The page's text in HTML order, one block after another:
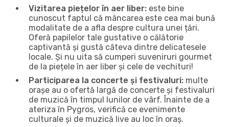
Vizitarea piețelor în aer liber: este bine
cunoscut faptul că mâncarea este cea mai bună
modalitate de a afla despre cultura unei țări.
Oferă papilelor tale gustative o călătorie
captivantă și gustă câteva dintre delicatesele
locale. Și nu uita să cumperi suveniruri gourmet
de la piețele în aer liber și cele de vechituri!
Participarea la concerte și festivaluri: multe
orașe au o ofertă largă de concerte și festivaluri
de muzică în timpul lunilor de vârf. Înainte de a
ateriza în Pygros, verifică ce evenimente
culturale și de muzică live au loc în oraș.